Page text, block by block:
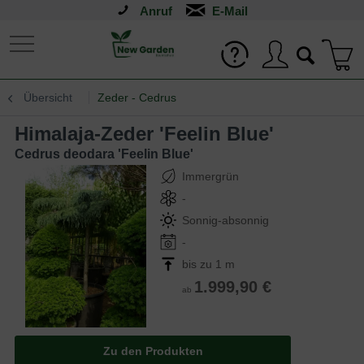
Anruf
Übersicht Zeder - Cedrus
Himalaja-Zeder 'Feelin Blue'
Cedrus deodara 'Feelin Blue'
Immergrün
-
Sonnig-absonnig
-
bis zu 1 m
ab 1.999,90 €
Zu den Produkten